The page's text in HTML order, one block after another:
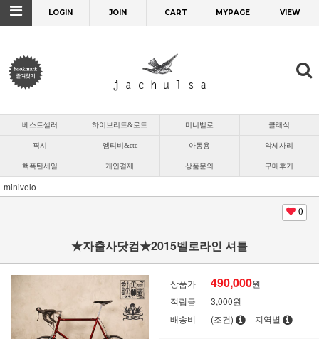
LOGIN JOIN CART MYPAGE VIEW
베스트셀러 하이브리드&로드 미니벨로 클래식
픽시 엠티비&etc 아동용 악세사리
핵폭탄세일 개인결제 상품문의 구매후기
minivelo
0
★자출사닷컴★2015벨로라인 셔틀
상품가 490,000원
적립금
3,000원
배송비
(조건) 지역별